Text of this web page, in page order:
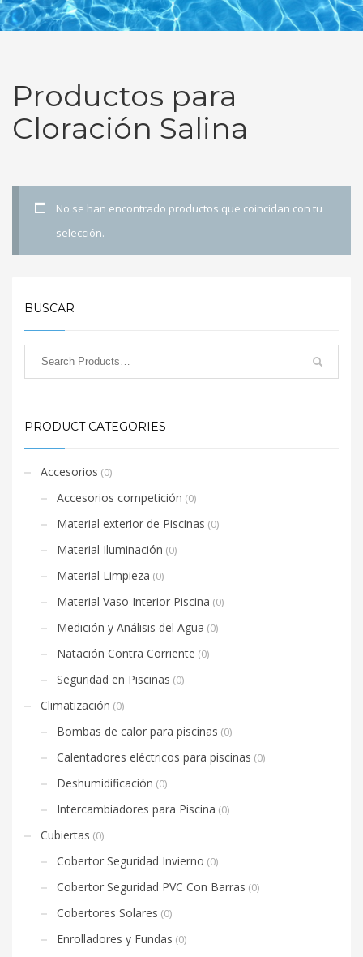
Productos para
Cloración Salina
No se han encontrado productos que coincidan con tu
selección.
BUSCAR
PRODUCT CATEGORIES
Accesorios (0)
Accesorios competición (0)
Material exterior de Piscinas (0)
Material Iluminación (0)
Material Limpieza (0)
Material Vaso Interior Piscina (0)
Medición y Análisis del Agua (0)
Natación Contra Corriente (0)
Seguridad en Piscinas (0)
Climatización (0)
Bombas de calor para piscinas (0)
Calentadores eléctricos para piscinas (0)
Deshumidificación (0)
Intercambiadores para Piscina (0)
Cubiertas (0)
Cobertor Seguridad Invierno (0)
Cobertor Seguridad PVC Con Barras (0)
Cobertores Solares (0)
Enrolladores y Fundas (0)